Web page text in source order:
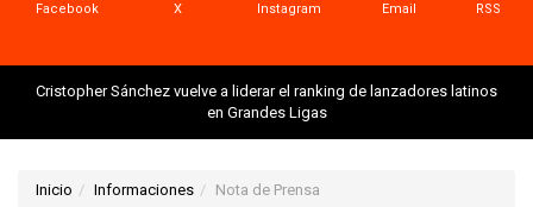
Facebook X Instagram Email RSS
Cristopher Sánchez vuelve a liderar el ranking de lanzadores latinos
en Grandes Ligas
Inicio Informaciones Nota de Prensa